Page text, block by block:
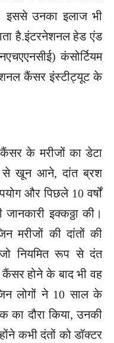
इससे उनका इलाज भी
है.इंटरनेशनल हेड एंड
कंसोर्टियम
कैंसर इंस्टीट्यूट के
के मरीजों का डेटा
से खून आने, दांत ब्रश
और पिछले 10 वर्षों
इक्कठ्ठा की।
मरीजों की दांतों की
नियमित रूप से दंत
होने के बाद भी वह
लोगों ने 10 साल के
का दौरा किया, उनकी
कभी दंतों को डॉक्टर